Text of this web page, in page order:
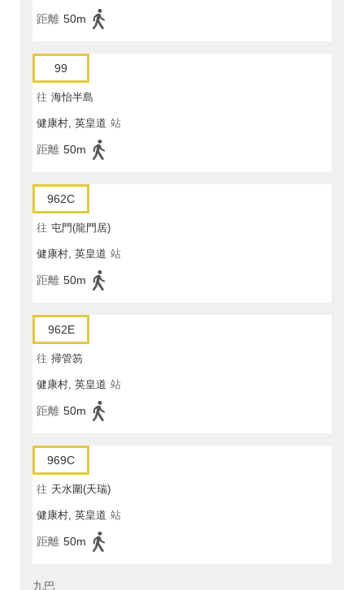
距離 50m
99
往 海怡半島
健康村, 英皇道 站
距離 50m
962C
往 屯門(龍門居)
健康村, 英皇道 站
距離 50m
962E
往 掃管笏
健康村, 英皇道 站
距離 50m
969C
往 天水圍(天瑞)
健康村, 英皇道 站
距離 50m
九巴